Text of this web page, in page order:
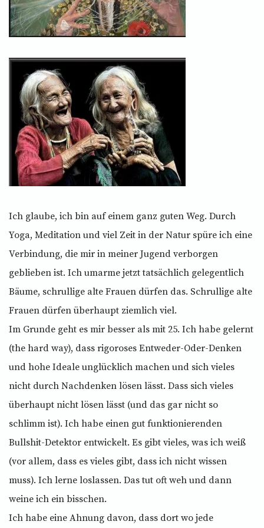
Ich glaube, ich bin auf einem ganz guten Weg. Durch
Yoga, Meditation und viel Zeit in der Natur spüre ich eine
Verbindung, die mir in meiner Jugend verborgen
geblieben ist. Ich umarme jetzt tatsächlich gelegentlich
Bäume, schrullige alte Frauen dürfen das. Schrullige alte
Frauen dürfen überhaupt ziemlich viel.
Im Grunde geht es mir besser als mit 25. Ich habe gelernt
(the hard way), dass rigoroses Entweder-Oder-Denken
und hohe Ideale unglücklich machen und sich vieles
nicht durch Nachdenken lösen lässt. Dass sich vieles
überhaupt nicht lösen lässt (und das gar nicht so
schlimm ist). Ich habe einen gut funktionierenden
Bullshit-Detektor entwickelt. Es gibt vieles, was ich weiß
(vor allem, dass es vieles gibt, dass ich nicht wissen
muss). Ich lerne loslassen. Das tut oft weh und dann
weine ich ein bisschen.
Ich habe eine Ahnung davon, dass dort wo jede